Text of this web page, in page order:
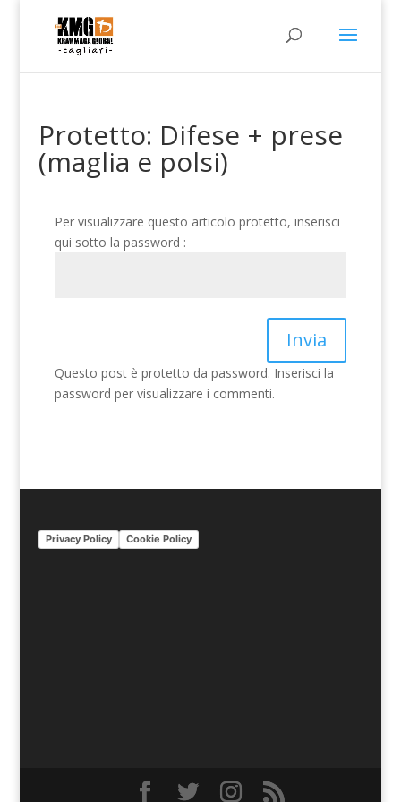
Protetto: Difese + prese
(maglia e polsi)
Per visualizzare questo articolo protetto, inserisci
qui sotto la password :
Invia
Questo post è protetto da password. Inserisci la
password per visualizzare i commenti.
Privacy Policy Cookie Policy